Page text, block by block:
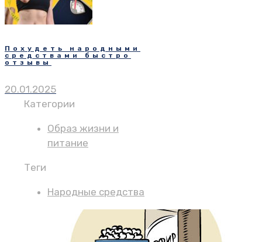
Похудеть народными
средствами быстро
отзывы
20.01.2025
Категории
Образ жизни и
питание
Теги
Народные средства